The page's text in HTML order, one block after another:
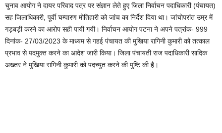
चुनाव आयोग ने दायर परिवाद पत्र पर संज्ञान लेते हुए जिला निर्वाचन पदाधिकारी (पंचायत)
सह जिलाधिकारी, पूर्वी चम्पारण मोतिहारी को जांच का निर्देश दिया था। जांचोपरांत उम्र में
गड़बड़ी करने का आरोप सही पायी गयी। निर्वाचन आयोग पटना ने अपने पत्रांक- 999
दिनांक- 27/03/2023 के माध्यम से गहई पंचायत की मुखिया रागिनी कुमारी को तत्काल
प्रभाव से पदमुक्त करने का आदेश जारी किया। जिला पंचायती राज पदाधिकारी सादिक
अख्तर ने मुखिया रागिनी कुमारी को पदच्युत करने की पुष्टि की है।